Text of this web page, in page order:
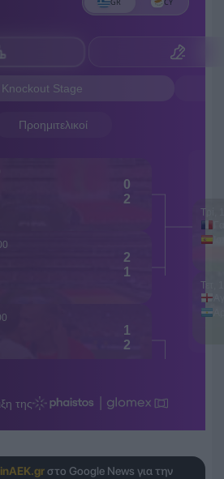
inAEK.grστο Google News για την